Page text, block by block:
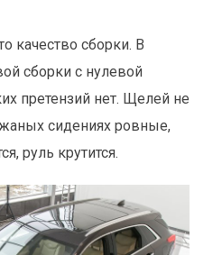
качество сборки. В
сборки с нулевой
претензий нет. Щелей не
сидениях ровные,
руль крутится.